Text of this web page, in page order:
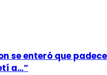
se enteró que padece
a…”